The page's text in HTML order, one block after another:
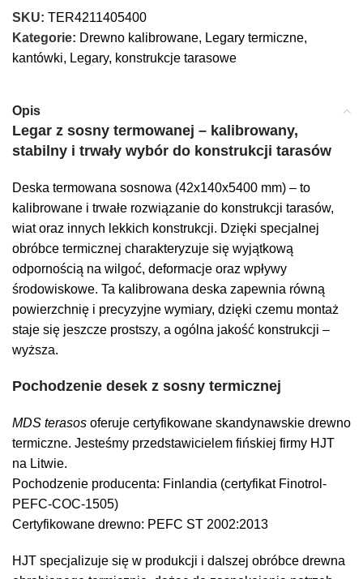
SKU: TER4211405400
Kategorie: Drewno kalibrowane, Legary termiczne,
kantówki, Legary, konstrukcje tarasowe
Opis
Legar z sosny termowanej – kalibrowany,
stabilny i trwały wybór do konstrukcji tarasów
Deska termowana sosnowa (42x140x5400 mm) – to
kalibrowane i trwałe rozwiązanie do konstrukcji tarasów,
wiat oraz innych lekkich konstrukcji. Dzięki specjalnej
obróbce termicznej charakteryzuje się wyjątkową
odpornością na wilgoć, deformacje oraz wpływy
środowiskowe. Ta kalibrowana deska zapewnia równą
powierzchnię i precyzyjne wymiary, dzięki czemu montaż
staje się jeszcze prostszy, a ogólna jakość konstrukcji –
wyższa.
Pochodzenie desek z sosny termicznej
MDS terasos oferuje certyfikowane skandynawskie drewno
termiczne. Jesteśmy przedstawicielem fińskiej firmy HJT
na Litwie.
Pochodzenie producenta: Finlandia (certyfikat Finotrol-
PEFC-COC-1505)
Certyfikowane drewno: PEFC ST 2002:2013
HJT specjalizuje się w produkcji i dalszej obróbce drewna